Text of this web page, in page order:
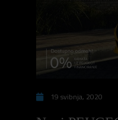
19 svibnja, 2020